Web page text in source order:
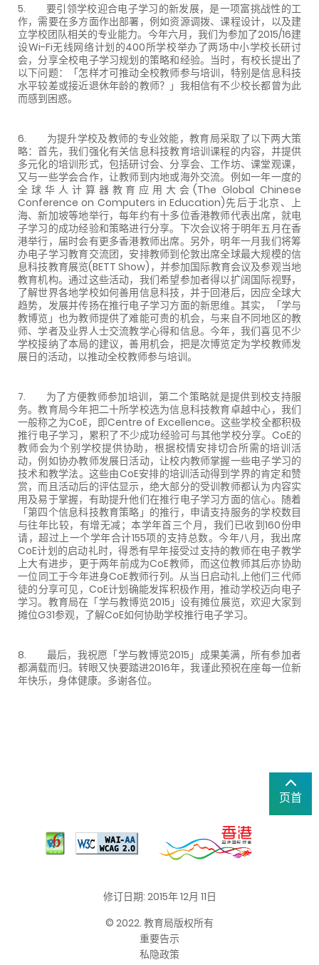
5. 要引领学校迎合电子学习的新发展，是一项富挑战性的工
作，需要在多方面作出部署，例如资源调拨、课程设计，以及建
立学校团队相关的专业能力。今年六月，我们为参加了2015/16建
设Wi-Fi无线网络计划的400所学校举办了两场中小学校长研讨
会，分享全校电子学习规划的策略和经验。当时，有校长提出了
以下问题：「怎样才可推动全校教师参与培训，特别是信息科技
水平较差或接近退休年龄的教师？」我相信有不少校长都曾为此
而感到困惑。
6. 为提升学校及教师的专业效能，教育局采取了以下两大策
略：首先，我们强化有关信息科技教育培训课程的内容，并提供
多元化的培训形式，包括研讨会、分享会、工作坊、课堂观课，
又与一些学会合作，让教师到内地或海外交流。例如一年一度的
全球华人计算器教育应用大会(The Global Chinese
Conference on Computers in Education)先后于北京、上
海、新加坡等地举行，每年约有十多位香港教师代表出席，就电
子学习的成功经验和策略进行分享。下次会议将于明年五月在香
港举行，届时会有更多香港教师出席。另外，明年一月我们将筹
办电子学习教育交流团，安排教师到伦敦出席全球最大规模的信
息科技教育展览(BETT Show)，并参加国际教育会议及参观当地
教育机构。通过这些活动，我们希望参加者得以扩阔国际视野，
了解世界各地学校如何善用信息科技，并于回港后，因应全球大
趋势，发展并传扬在推行电子学习方面的新思维。其实，「学与
教博览」也为教师提供了难能可贵的机会，与来自不同地区的教
师、学者及业界人士交流教学心得和信息。今年，我们喜见不少
学校接纳了本局的建议，善用机会，把是次博览定为学校教师发
展日的活动，以推动全校教师参与培训。
7. 为了方便教师参加培训，第二个策略就是提供到校支持服
务。教育局今年把二十所学校选为信息科技教育卓越中心，我们
一般称之为CoE，即Centre of Excellence。这些学校全都积极
推行电子学习，累积了不少成功经验可与其他学校分享。CoE的
教师会为个别学校提供协助，根据校情安排切合所需的培训活
动，例如协办教师发展日活动，让校内教师掌握一些电子学习的
技术和教学法。这些由CoE安排的培训活动得到学界的肯定和赞
赏，而且活动后的评估显示，绝大部分的受训教师都认为内容实
用及易于掌握，有助提升他们在推行电子学习方面的信心。随着
「第四个信息科技教育策略」的推行，申请支持服务的学校数目
与往年比较，有增无减；本学年首三个月，我们已收到160份申
请，超过上一个学年合计155项的支持总数。今年八月，我出席
CoE计划的启动礼时，得悉有早年接受过支持的教师在电子教学
上大有进步，更于两年前成为CoE教师，而这位教师其后亦协助
一位同工于今年进身CoE教师行列。从当日启动礼上他们三代师
徒的分享可见，CoE计划确能发挥积极作用，推动学校迈向电子
学习。教育局在「学与教博览2015」设有摊位展览，欢迎大家到
摊位G31参观，了解CoE如何协助学校推行电子学习。
8. 最后，我祝愿「学与教博览2015」成果美满，所有参加者
都满载而归。转眼又快要踏进2016年，我谨此预祝在座每一位新
年快乐，身体健康。多谢各位。
页首
修订日期: 2015年 12月 11日
© 2022. 教育局版权所有
重要告示
私隐政策